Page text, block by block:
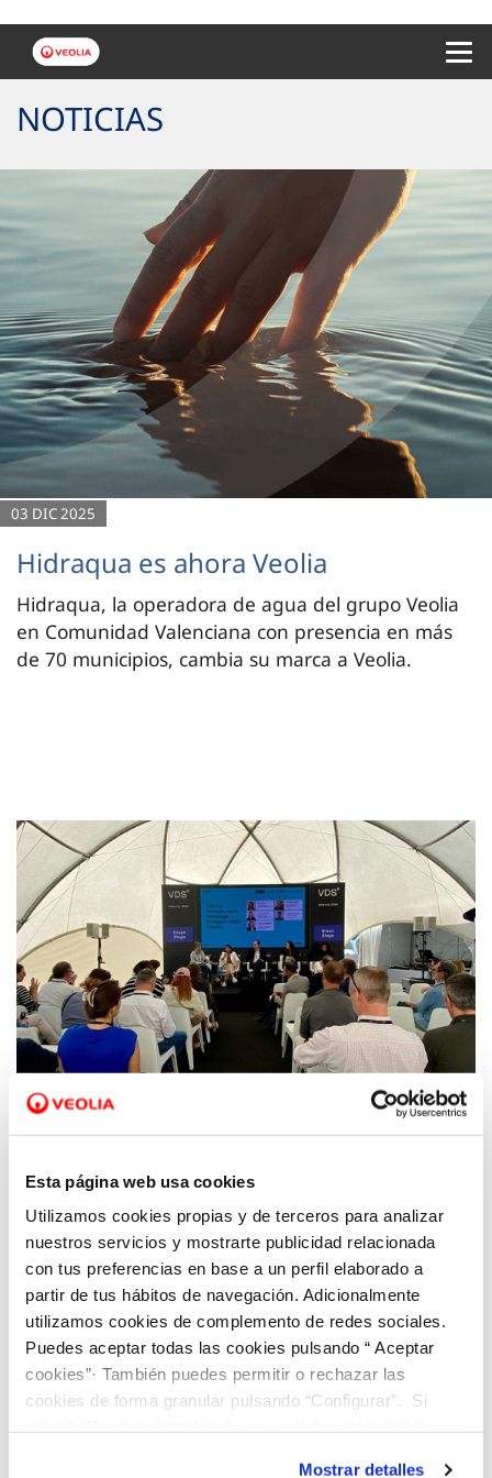
Esta página web usa cookies
Utilizamos cookies propias y de terceros para analizar
nuestros servicios y mostrarte publicidad relacionada
con tus preferencias en base a un perfil elaborado a
partir de tus hábitos de navegación. Adicionalmente
utilizamos cookies de complemento de redes sociales.
Puedes aceptar todas las cookies pulsando “ Aceptar
cookies”· También puedes permitir o rechazar las
cookies de forma granular pulsando “Configurar”. Si
Mostrar detalles
NOTICIAS
03 DIC 2025
Hidraqua es ahora Veolia
Hidraqua, la operadora de agua del grupo Veolia
en Comunidad Valenciana con presencia en más
de 70 municipios, cambia su marca a Veolia.
25 OCT 2024
Open Challenge para start-ups tecnológicas